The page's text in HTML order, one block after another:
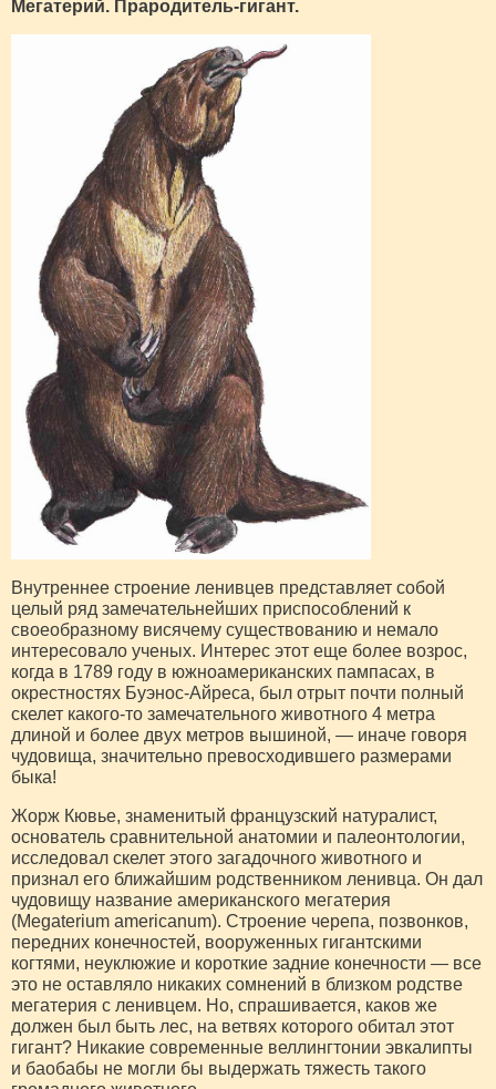
Мегатерий. Прародитель-гигант.
Внутреннее строение ленивцев представляет со­бой
целый ряд замечательнейших приспособлений к
своеобразному висячему существованию и немало
интересовало ученых. Интерес этот еще более воз­рос,
когда в 1789 году в южноамериканских пампасах, в
окрестностях Буэнос-Айреса, был отрыт почти полный
скелет какого-то замечательного животного 4 метра
длиной и более двух метров вышиной, — иначе говоря
чудовища, значительно превосходившего размерами
быка!
Жорж Кювье, знаменитый французский натура­лист,
основатель сравнительной анатомии и палеонто­логии,
исследовал скелет этого загадочного животного и
признал его ближайшим родственником ленивца. Он дал
чудовищу название американского мегатерия
(Megaterium americanum). Строение черепа, позвон­ков,
передних конечностей, вооруженных гигантскими
когтями, неуклюжие и короткие задние конечности — все
это не оставляло никаких сомнений в близком род­стве
мегатерия с ленивцем. Но, спрашивается, каков же
должен был быть лес, на ветвях которого обитал этот
гигант? Никакие современные веллингтонии эвкалипты
и баобабы не могли бы выдержать тяжесть такого